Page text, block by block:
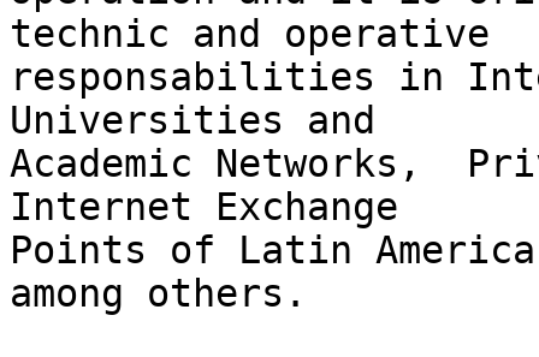
technic and operative
responsabilities in
Universities and
Academic Networks,
Internet Exchange
Points of Latin
among others.